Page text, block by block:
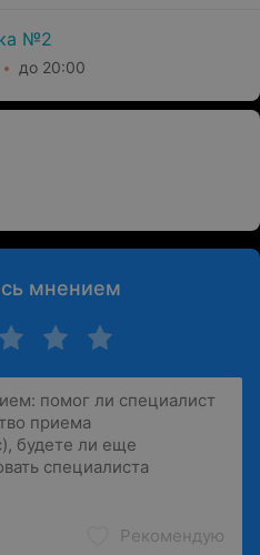
№2
до 20:00
мнением
Рекомендую